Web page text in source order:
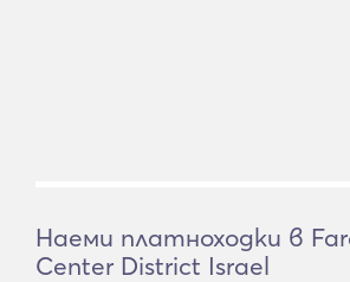
Наеми платноходки в
Center District Israel